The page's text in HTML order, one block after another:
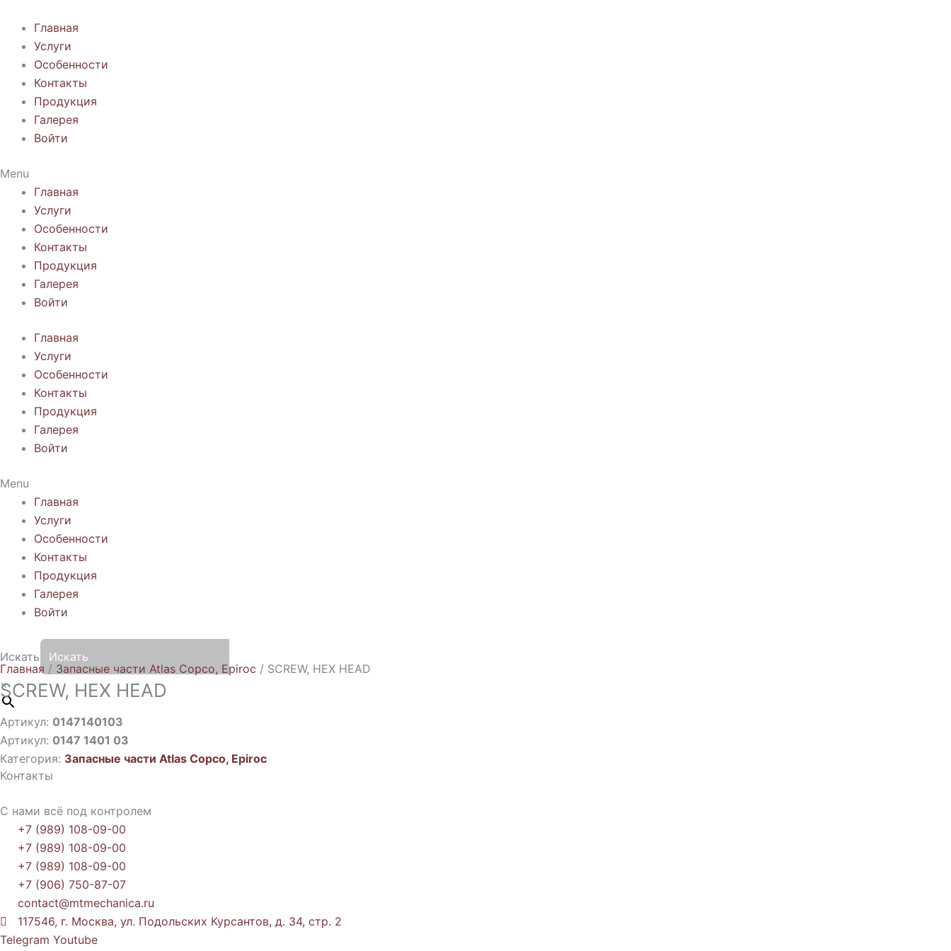
содержимому
Главная
Услуги
Особенности
Контакты
Продукция
Галерея
Войти
Menu
Главная
Услуги
Особенности
Контакты
Продукция
Галерея
Войти
Главная
Услуги
Особенности
Контакты
Продукция
Галерея
Войти
Menu
Главная
Услуги
Особенности
Контакты
Продукция
Галерея
Войти
Искать
×
Главная / Запасные части Atlas Copco, Epiroc / SCREW, HEX HEAD
SCREW, HEX HEAD
Артикул: 0147140103
Артикул: 0147 1401 03
Категория: Запасные части Atlas Copco, Epiroc
Контакты
С нами всё под контролем
+7 (989) 108-09-00
+7 (989) 108-09-00
+7 (989) 108-09-00
+7 (906) 750-87-07
contact@mtmechanica.ru
117546, г. Москва, ул. Подольских Курсантов, д. 34, стр. 2
Telegram Youtube